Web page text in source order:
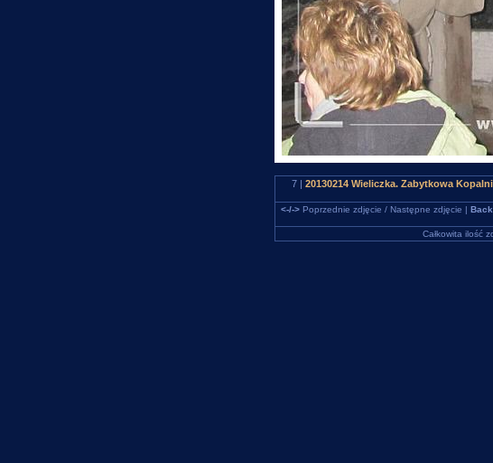
7 | 20130214 Wieliczka. Zabytkowa
<-/->Poprzednie zdjęcie / Następne zdjęcie |
Całkowita ilość